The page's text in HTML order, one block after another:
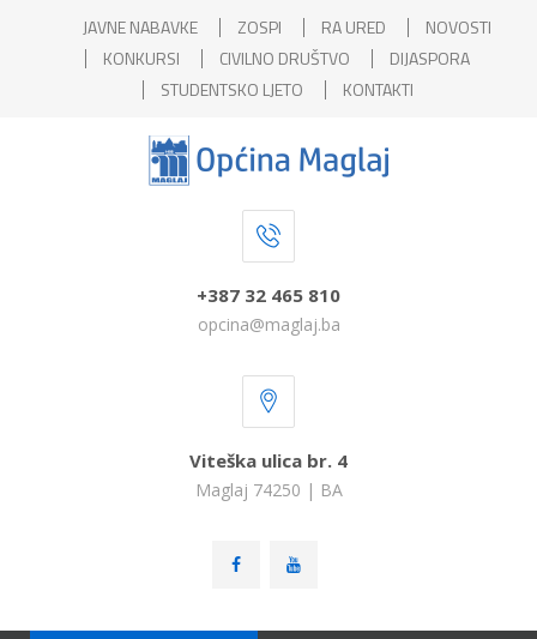
JAVNE NABAVKE ZOSPI RA URED
NOVOSTI
KONKURSI
CIVILNO DRUŠTVO
DIJASPORA
STUDENTSKO LJETO
KONTAKTI
+387 32 465 810
opcina@maglaj.ba
Viteška ulica br. 4
Maglaj 74250 | BA